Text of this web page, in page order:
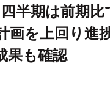
半期は前期比
画を上回り
果も確認